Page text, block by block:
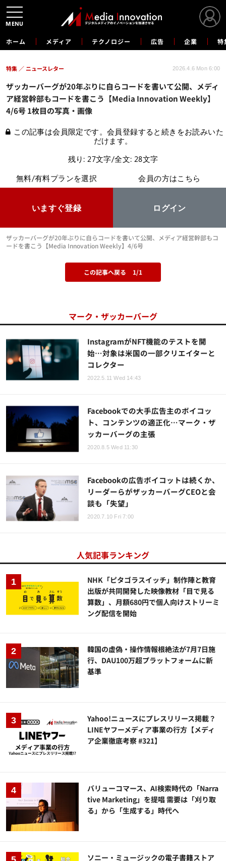
ホーム メディア テクノロジー 広告 企業 特
ザッカーバーグが20年ぶりに自らコードを書いて公開、メディ
ア経営幹部もコードを書こう【Media Innovation Weekly】
4/6号 1枚目の写真・画像
特集 ニュースレター 2026.4.6 Mon 6:00
この記事は会員限定です。会員登録すると続きをお読みいた
だけます。
残り: 27文字/全文: 28文字
無料/有料プランを選択
いますぐ登録
会員の方はこちら
ログイン
ザッカーバーグが20年ぶりに自らコードを書いて公開、メディア経営幹部もコ
ードを書こう【Media Innovation Weekly】4/6号
この記事へ戻る 1/1
マーク・ザッカーバーグ
InstagramがNFT機能のテストを開
始…対象は米国の一部クリエイターと
コレクター
2022.5.11 Wed 14:43
Facebookでの大手広告主のボイコッ
ト、コンテンツの適正化…マーク・ザ
ッカーバーグの主張
2020.8.5 Wed 11:30
Facebookの広告ボイコットは続くか、
リーダーらがザッカーバーグCEOと会
談も「失望」
2020.7.10 Fri 7:00
人気記事ランキング
NHK「ピタゴラスイッチ」制作陣と教育
出版が共同開発した映像教材「目で見る
算数」、月額680円で個人向けストリーミ
ング配信を開始
韓国の虚偽・操作情報根絶法が7月7日施
行、DAU100万超プラットフォームに新
基準
Yahoo!ニュースにプレスリリース掲載？
LINEヤフーメディア事業の行方【メディ
ア企業徹底考察 #321】
バリューコマース、AI検索時代の「Narra
tive Marketing」を提唱 需要は「刈り取
る」から「生成する」時代へ
ソニー・ミュージックの電子書籍ストア
MENU